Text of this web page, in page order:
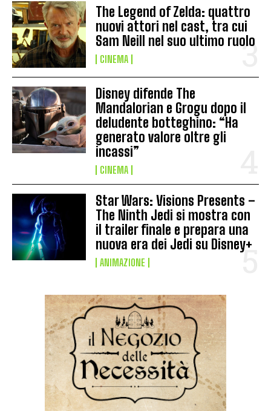
The Legend of Zelda: quattro
nuovi attori nel cast, tra cui
Sam Neill nel suo ultimo ruolo
CINEMA
Disney difende The
Mandalorian e Grogu dopo il
deludente botteghino: “Ha
generato valore oltre gli
incassi”
CINEMA
Star Wars: Visions Presents –
The Ninth Jedi si mostra con
il trailer finale e prepara una
nuova era dei Jedi su Disney+
ANIMAZIONE